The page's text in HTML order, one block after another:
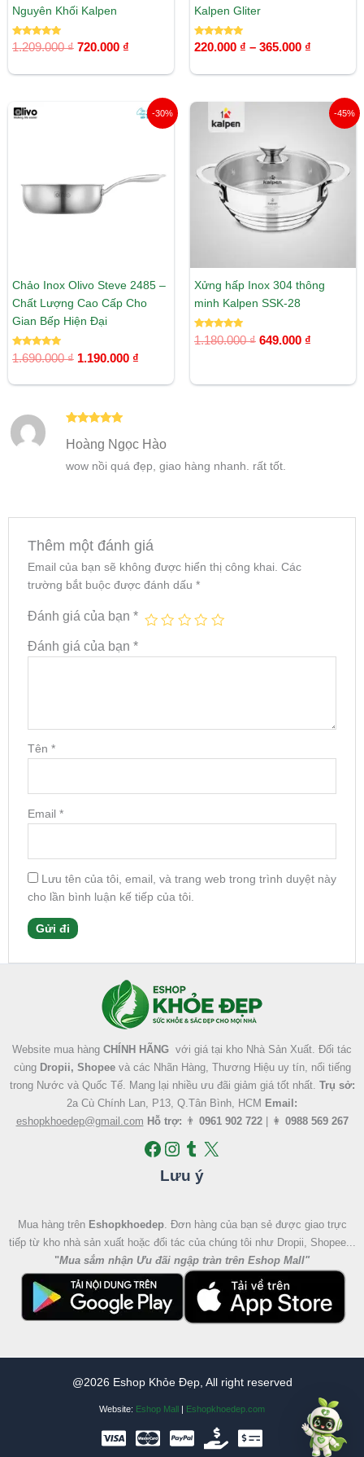
Nguyên Khối Kalpen
Được xếp
hạng
1.209.000₫ 720.000 ₫
Kalpen Gliter
Được xếp
hạng
220.000 ₫ – 365.000 ₫
-30%
Chảo Inox Olivo Steve 2485 –
Chất Lượng Cao Cấp Cho
Gian Bếp Hiện Đại
Được xếp
hạng
1.690.000₫ 1.190.000 ₫
Giá
hiện
1.190.000 ₫.
-45%
Xửng hấp Inox 304 thông
minh Kalpen SSK-28
Được xếp
hạng
1.180.000₫
1.180.000 ₫.
649.000 ₫
Giá
hiện
là:
649.000
hạng55
Hoàng Ngọc Hào
wow nồi quá đẹp, giao hàng nhanh. rất tốt.
Thêm một đánh giá
Email của bạn sẽ không được hiển thị công khai. Các
trường bắt buộc được đánh dấu *
Đánh giá của bạn *
Đánh giá của bạn *
Tên *
Email *
Lưu tên của tôi, email, và trang web trong trình duyệt này
cho lần bình luận kế tiếp của tôi.
Website mua hàng CHÍNH HÃNG với giá tại kho Nhà Sản Xuất. Đối tác
cùng Dropii, Shopeevà các Nhãn Hàng, Thương Hiệu uy tín, nổi tiếng
trong Nước và Quốc Tế. Mang lại nhiều ưu đãi giảm giá tốt nhất. Trụ sở:
2a Cù Chính Lan, P13, Q.Tân Bình, HCM Email:
eshopkhoedep@gmail.com Hỗ trợ: 👨 0961 902 722| 👩 0988 569 267
Lưu ý
Mua hàng trên Eshopkhoedep. Đơn hàng của bạn sẻ được giao trực
tiếp từ kho nhà sản xuất hoặc đối tác của chúng tôi như Dropii, Shopee...
"Mua sắm nhận Ưu đãi ngập tràn trên Eshop Mall"
@2026 Eshop Khỏe Đẹp, All right reserved
Website: Eshop Mall Eshopkhoedep.com